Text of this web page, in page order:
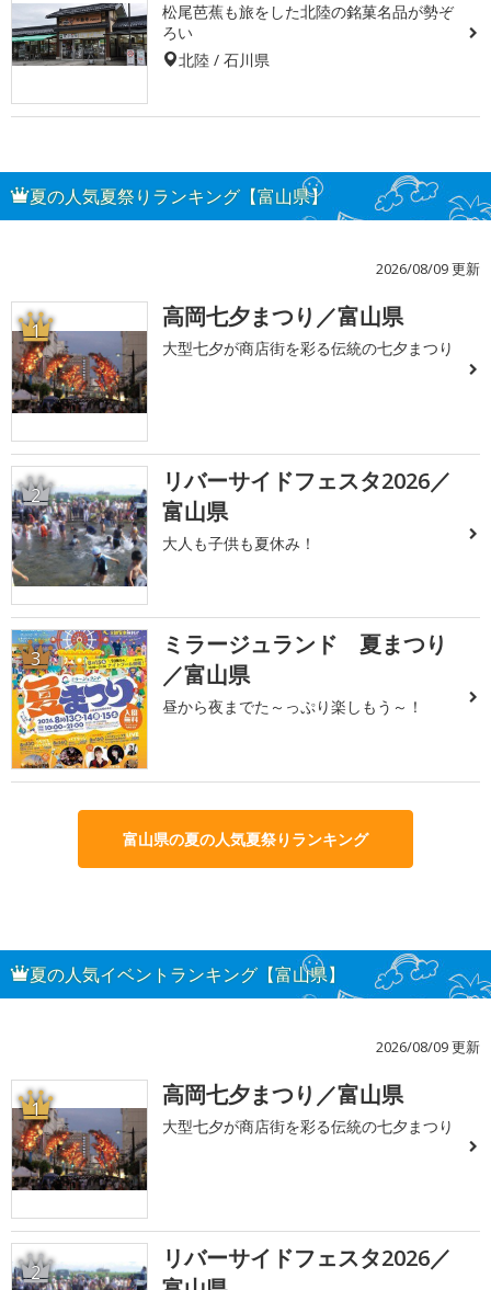
松尾芭蕉も旅をした北陸の銘菓名品が勢ぞ
ろい
北陸 / 石川県
夏の人気夏祭りランキング【富山県】
2026/08/09 更新
1 高岡七夕まつり／富山県
大型七夕が商店街を彩る伝統の七夕まつり
2
リバーサイドフェスタ2026／
富山県
大人も子供も夏休み！
3
ミラージュランド 夏まつり
／富山県
昼から夜までた～っぷり楽しもう～！
富山県の夏の人気夏祭りランキング
夏の人気イベントランキング【富山県】
2026/08/09 更新
1 高岡七夕まつり／富山県
大型七夕が商店街を彩る伝統の七夕まつり
2
リバーサイドフェスタ2026／